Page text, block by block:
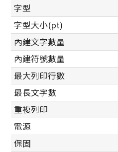
字型
字型大小(pt)
內建文字數量
內建符號數量
最大列印行數
最長文字數
重複列印
電源
保固